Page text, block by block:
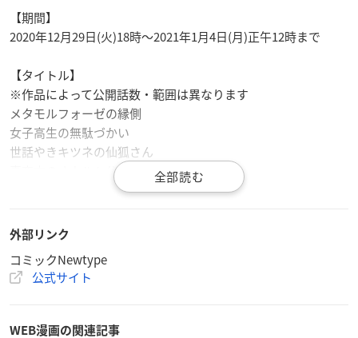
【期間】
2020年12月29日(火)18時〜2021年1月4日(月)正午12時まで
【タイトル】
※作品によって公開話数・範囲は異なります
メタモルフォーゼの縁側
女子高生の無駄づかい
世話やきキツネの仙狐さん
真夜中のオカルト公務員
アイドルマスター シャイニーカラーズ
うちの相方が腐なもんで。
宇宙戦艦ヤマト2199
宇宙戦艦ヤマトNEXT スターブレイザーズΛ
うぶな27才とむくな11才
外部リンク
コミックNewtype
公式サイト
WEB漫画の関連記事